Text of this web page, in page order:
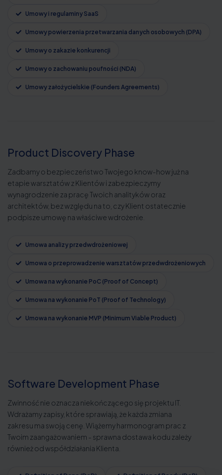
Umowy i regulaminy SaaS
Umowy powierzenia przetwarzania danych osobowych (DPA)
Umowy o zakazie konkurencji
Umowy o zachowaniu poufności (NDA)
Umowy założycielskie (Founders Agreements)
Product Discovery Phase
Zadbamy o bezpieczeństwo Twojego know-how już na
etapie warsztatów z Klientów i zabezpieczymy
wynagrodzenie za pracę Twoich analityków oraz
architektów, bez względu na to, czy Klient ostatecznie
podpisze umowę na właściwe wdrożenie.
Umowa analizy przedwdrożeniowej
Umowa o przeprowadzenie warsztatów przedwdrożeniowych
Umowa na wykonanie PoC (Proof of Concept)
Umowa na wykonanie PoT (Proof of Technology)
Umowa na wykonanie MVP (Minimum Viable Product)
Software Development Phase
Zwinność nie oznacza niekończącego się projektu IT.
Wdrażamy zapisy, które sprawiają, że każda zmiana
zakresu ma swoją cenę. Wiążemy harmonogram prac z
Twoim zaangażowaniem - sprawna dostawa kodu zależy
również od współdziałania Klienta.